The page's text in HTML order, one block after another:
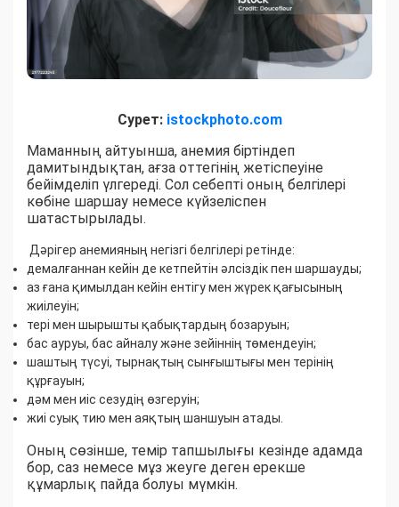
Сурет: istockphoto.com
Маманның айтуынша, анемия біртіндеп
дамитындықтан, ағза оттегінің жетіспеуіне
бейімделіп үлгереді. Сол себепті оның белгілері
көбіне шаршау немесе күйзеліспен
шатастырылады.
Дәрігер анемияның негізгі белгілері ретінде:
демалғаннан кейін де кетпейтін әлсіздік пен шаршауды;
аз ғана қимылдан кейін ентігу мен жүрек қағысының
жиілеуін;
тері мен шырышты қабықтардың бозаруын;
бас ауруы, бас айналу және зейіннің төмендеуін;
шаштың түсуі, тырнақтың сынғыштығы мен терінің
құрғауын;
дәм мен иіс сезудің өзгеруін;
жиі суық тию мен аяқтың шаншуын атады.
Оның сөзінше, темір тапшылығы кезінде адамда
бор, саз немесе мұз жеуге деген ерекше
құмарлық пайда болуы мүмкін.